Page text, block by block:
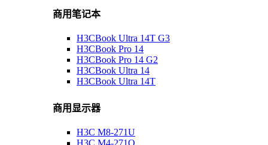
商用笔记本
H3CBook Ultra 14T G3
H3CBook Pro 14
H3CBook Pro 14 G2
H3CBook Ultra 14
H3CBook Ultra 14T
商用显示器
H3C M8-271U
H3C M4-271Q